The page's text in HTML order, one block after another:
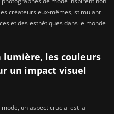
créateurs eux-mêmes, stimulant
et des esthétiques dans le monde
les couleurs
un impact visuel
un aspect crucial est la